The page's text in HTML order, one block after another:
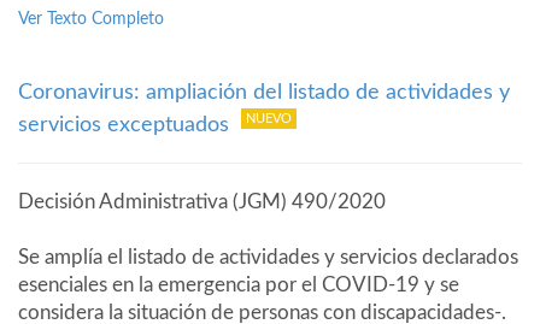
Ver Texto Completo
Coronavirus: ampliación del listado de actividades y
servicios exceptuados
Decisión Administrativa (JGM) 490/2020
Se amplía el listado de actividades y servicios declarados
esenciales en la emergencia por el COVID-19 y se
considera la situación de personas con discapacidades-.